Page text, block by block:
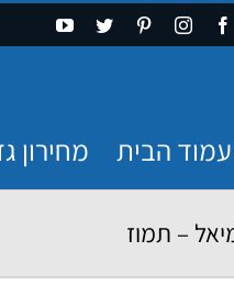
Facebook
Instagram
Pinterest
Twitter
YouTube
עמוד הבית מחירון
– תמוז